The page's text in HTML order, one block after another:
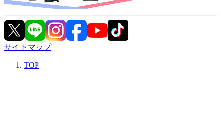
サイトマップ
TOP